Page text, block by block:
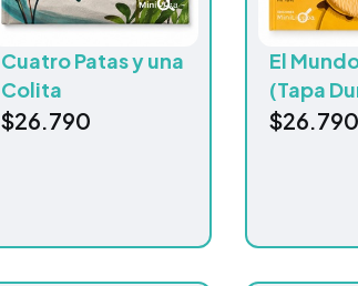
Cuatro Patas y una
Colita
$26.790
El
(Tapa
$26.790